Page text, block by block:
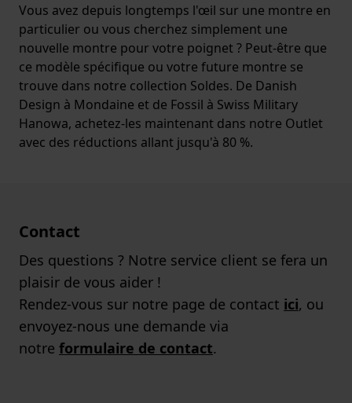
Vous avez depuis longtemps l'œil sur une montre en
particulier ou vous cherchez simplement une
nouvelle montre pour votre poignet ? Peut-être que
ce modèle spécifique ou votre future montre se
trouve dans notre collection Soldes. De Danish
Design à Mondaine et de Fossil à Swiss Military
Hanowa, achetez-les maintenant dans notre Outlet
avec des réductions allant jusqu'à 80 %.
Contact
Des questions ? Notre service client se fera un
plaisir de vous aider !
Rendez-vous sur notre page de contact ici, ou
envoyez-nous une demande via
notre formulaire de contact.